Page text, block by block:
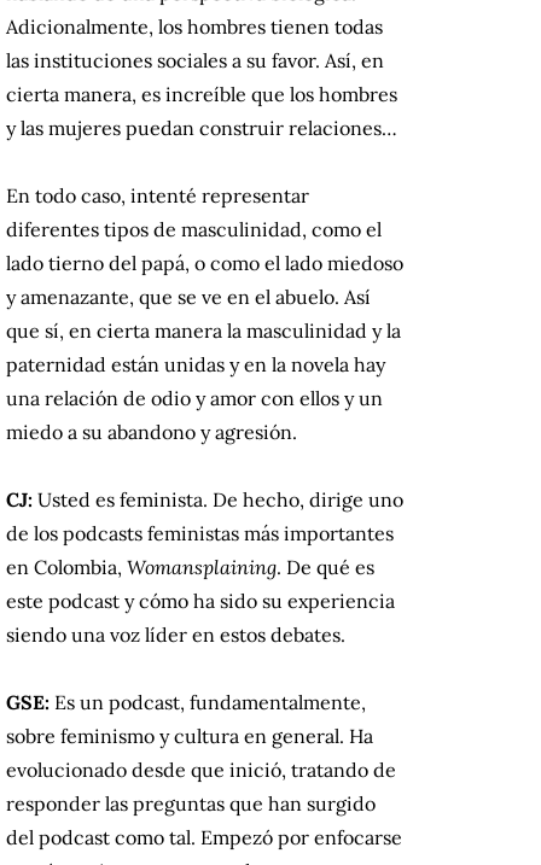
Adicionalmente, los hombres tienen todas
las instituciones sociales a su favor. Así, en
cierta manera, es increíble que los hombres
y las mujeres puedan construir relaciones…
En todo caso, intenté representar
diferentes tipos de masculinidad, como el
lado tierno del papá, o como el lado miedoso
y amenazante, que se ve en el abuelo. Así
que sí, en cierta manera la masculinidad y la
paternidad están unidas y en la novela hay
una relación de odio y amor con ellos y un
miedo a su abandono y agresión.
CJ: Usted es feminista. De hecho, dirige uno
de los podcasts feministas más importantes
en Colombia, Womansplaining. De qué es
este podcast y cómo ha sido su experiencia
siendo una voz líder en estos debates.
GSE: Es un podcast, fundamentalmente,
sobre feminismo y cultura en general. Ha
evolucionado desde que inició, tratando de
responder las preguntas que han surgido
del podcast como tal. Empezó por enfocarse